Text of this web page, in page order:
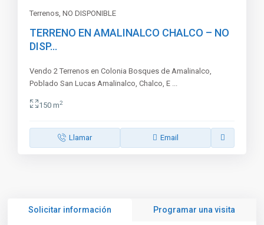
Terrenos ,NO DISPONIBLE
TERRENO EN AMALINALCO CHALCO – NO
DISP...
Vendo 2 Terrenos en Colonia Bosques de Amalinalco,
Poblado San Lucas Amalinalco, Chalco, E
150 m2
Llamar Email
Solicitar información Programar una visita